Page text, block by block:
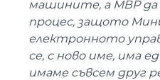
машините, а МВР да
процес, защото
електронното
се, с ново име, има
имаме съвсем друг